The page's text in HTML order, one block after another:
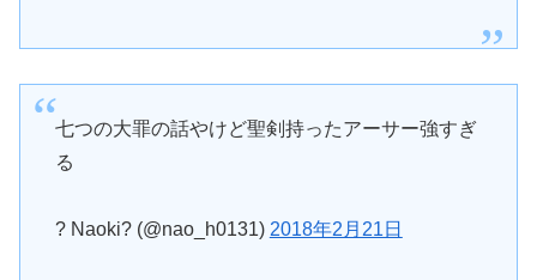
七つの大罪の話やけど聖剣持ったアーサー強すぎ
る
? Naoki? (@nao_h0131) 2018年2月21日